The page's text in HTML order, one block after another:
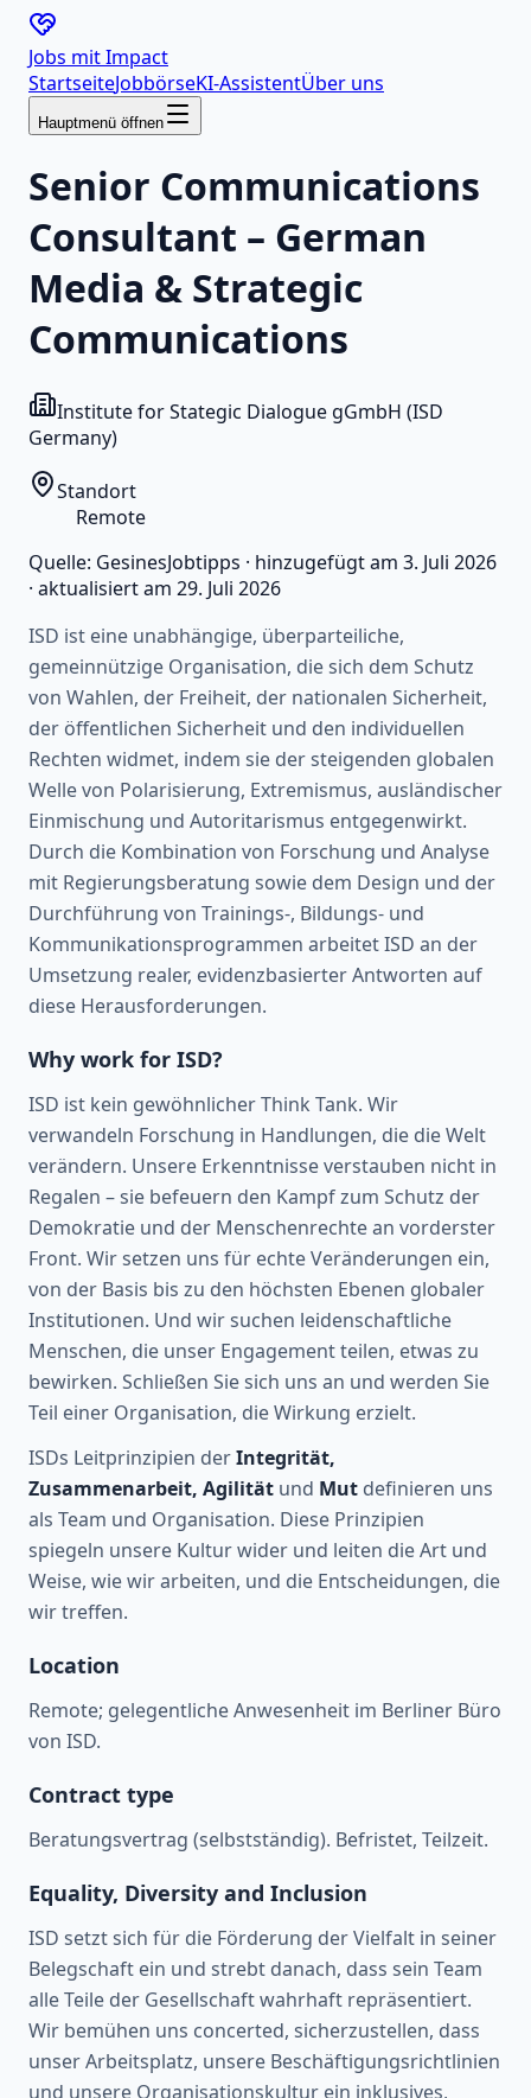
Jobs mitImpact
StartseiteJobbörseKI-AssistentÜber uns
Hauptmenü öffnen
Senior Communications
Consultant – German
Media & Strategic
Communications
Institute for Stategic Dialogue gGmbH (ISD
Germany)
Standort
Remote
Quelle: GesinesJobtipps · hinzugefügt am 3. Juli 2026
· aktualisiert am 29. Juli 2026
ISD ist eine unabhängige, überparteiliche,
gemeinnützige Organisation, die sich dem Schutz
von Wahlen, der Freiheit, der nationalen Sicherheit,
der öffentlichen Sicherheit und den individuellen
Rechten widmet, indem sie der steigenden globalen
Welle von Polarisierung, Extremismus, ausländischer
Einmischung und Autoritarismus entgegenwirkt.
Durch die Kombination von Forschung und Analyse
mit Regierungsberatung sowie dem Design und der
Durchführung von Trainings-, Bildungs- und
Kommunikationsprogrammen arbeitet ISD an der
Umsetzung realer, evidenzbasierter Antworten auf
diese Herausforderungen.
Why work for ISD?
ISD ist kein gewöhnlicher Think Tank. Wir
verwandeln Forschung in Handlungen, die die Welt
verändern. Unsere Erkenntnisse verstauben nicht in
Regalen – sie befeuern den Kampf zum Schutz der
Demokratie und der Menschenrechte an vorderster
Front. Wir setzen uns für echte Veränderungen ein,
von der Basis bis zu den höchsten Ebenen globaler
Institutionen. Und wir suchen leidenschaftliche
Menschen, die unser Engagement teilen, etwas zu
bewirken. Schließen Sie sich uns an und werden Sie
Teil einer Organisation, die Wirkung erzielt.
ISDs Leitprinzipien derIntegrität,
Zusammenarbeit, Agilität und Mut definieren uns
als Team und Organisation. Diese Prinzipien
spiegeln unsere Kultur wider und leiten die Art und
Weise, wie wir arbeiten, und die Entscheidungen, die
wir treffen.
Location
Remote; gelegentliche Anwesenheit im Berliner Büro
von ISD.
Contract type
Beratungsvertrag (selbstständig). Befristet, Teilzeit.
Equality, Diversity and Inclusion
ISD setzt sich für die Förderung der Vielfalt in seiner
Belegschaft ein und strebt danach, dass sein Team
alle Teile der Gesellschaft wahrhaft repräsentiert.
Wir bemühen uns concerted, sicherzustellen, dass
unser Arbeitsplatz, unsere Beschäftigungsrichtlinien
und unsere Organisationskultur ein inklusives,